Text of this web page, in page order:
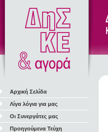
Αρχική Σελίδα
Λίγα λόγια για μας
Οι Συνεργάτες μας
Προηγούμενα Τεύχη